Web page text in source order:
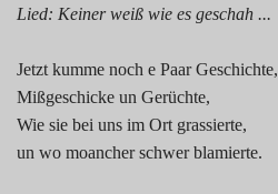
Lied: Keiner weiß wie es geschah ...
Jetzt kumme noch e Paar Geschichte,
Mißgeschicke un Gerüchte,
Wie sie bei uns im Ort grassierte,
un wo moancher schwer blamierte.